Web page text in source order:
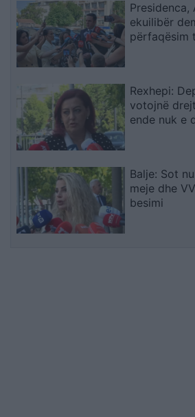
ekuilibër
përfaqësim
Rexhepi:
votojnë
ende nuk e
Balje: Sot
meje dhe
besimi